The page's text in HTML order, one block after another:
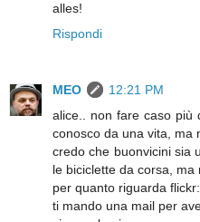
alles!
Rispondi
MEO
12:21 PM
alice.. non fare caso più
conosco da una vita, ma
credo che buonvicini sia
le biciclette da corsa, ma
per quanto riguarda
ti mando una mail per